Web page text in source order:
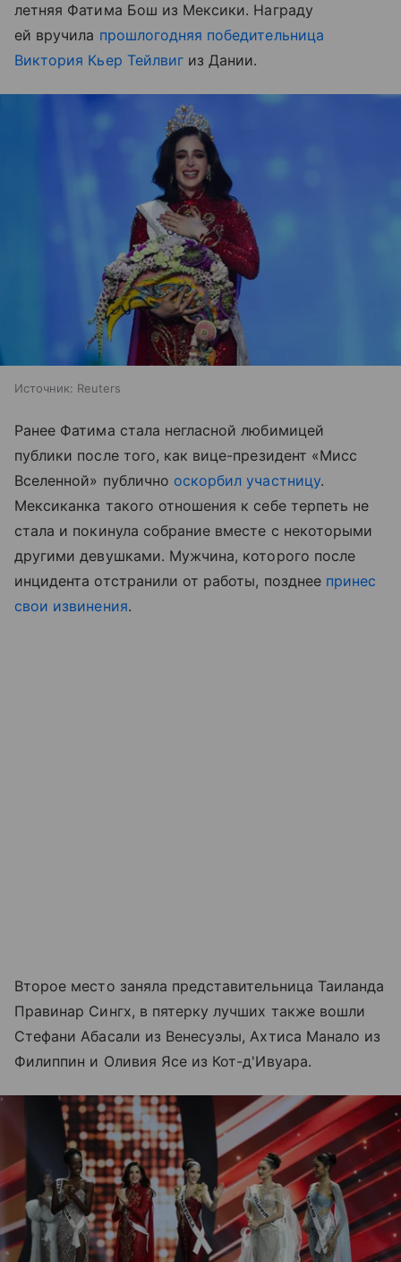
летняя Фатима Бош из Мексики. Награду
ей вручила прошлогодняя победительница
Виктория Кьер Тейлвиг из Дании.
Источник: Reuters
Ранее Фатима стала негласной любимицей
публики после того, как вице-президент «Мисс
Вселенной» публично оскорбил участницу.
Мексиканка такого отношения к себе терпеть не
стала и покинула собрание вместе с некоторыми
другими девушками. Мужчина, которого после
инцидента отстранили от работы, позднее принес
свои извинения.
Второе место заняла представительница Таиланда
Правинар Сингх, в пятерку лучших также вошли
Стефани Абасали из Венесуэлы, Ахтиса Манало из
Филиппин и Оливия Ясе из Кот-д'Ивуара.